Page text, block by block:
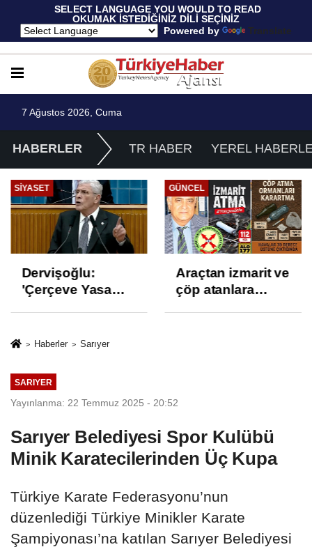
SELECT LANGUAGE YOU WOULD TO READ
OKUMAK İSTEDİĞİNİZ DİLİ SEÇİNİZ
Powered by
Translate
7 Ağustos 2026, Cuma
HABERLER TR HABER YEREL
SIYASET
Dervişoğlu:
'Çerçeve Yasa
ve İhanet
GÜNCEL
Araçtan izmarit ve
çöp atanlara
Haberler Sarıyer
SARIYER
Yayınlanma: 22 Temmuz 2025 - 20:52
Sarıyer Belediyesi Spor Kulübü
Minik Karatecilerinden Üç Kupa
Türkiye Karate Federasyonu’nun
düzenlediği Türkiye Minikler Karate
Şampiyonası’na katılan Sarıyer Belediyesi